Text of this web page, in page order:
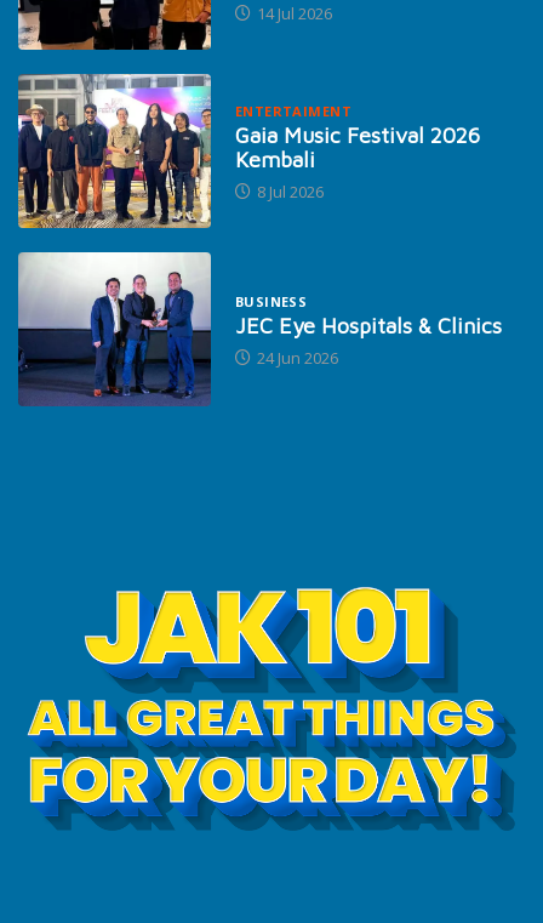
14 Jul 2026
ENTERTAIMENT
Gaia Music Festival 2026
Kembali
8 Jul 2026
BUSINESS
JEC Eye Hospitals & Clinics
24 Jun 2026